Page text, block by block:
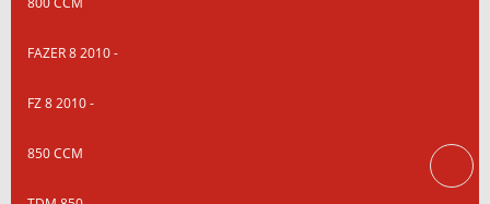
FAZER 8 2010 -
FZ 8 2010 -
850 CCM